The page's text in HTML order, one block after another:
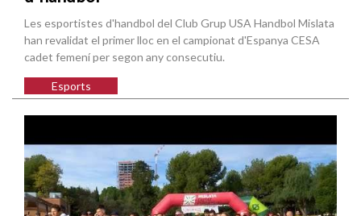
Les esportistes d'handbol del Club Grup USA Handbol Mislata
han revalidat el primer lloc en el campionat d'Espanya CESA
cadet femení per segon any consecutiu.
Esports